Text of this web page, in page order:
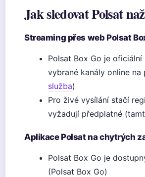
Jak sledovat Polsat
Streaming přes web Polsat
Polsat Box Go je
vybrané kanály online
služba)
Pro živé vysílání stačí
vyžadují předplatné
Aplikace Polsat na chytrých
Polsat Box Go je
(Polsat Box Go)